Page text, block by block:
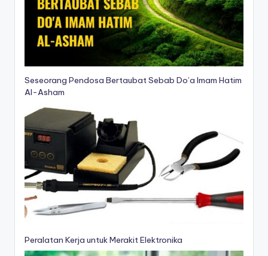
Seseorang Pendosa Bertaubat Sebab Do’a Imam Hatim
Al-Asham
Peralatan Kerja untuk Merakit Elektronika